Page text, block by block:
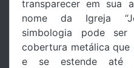
transparecer em sua
nome da Igreja
simbologia pode
cobertura metálica
e se estende até